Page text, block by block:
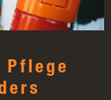
Pflege